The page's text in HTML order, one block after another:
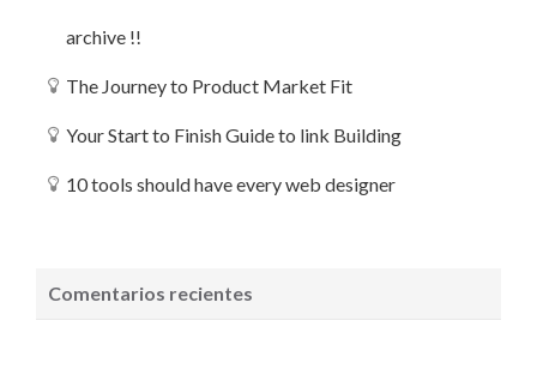
archive !!
The Journey to Product Market Fit
Your Start to Finish Guide to link Building
10 tools should have every web designer
Comentarios recientes